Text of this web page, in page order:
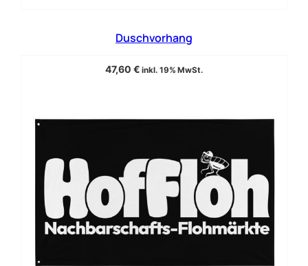
Duschvorhang
47,60 € inkl. 19% MwSt.